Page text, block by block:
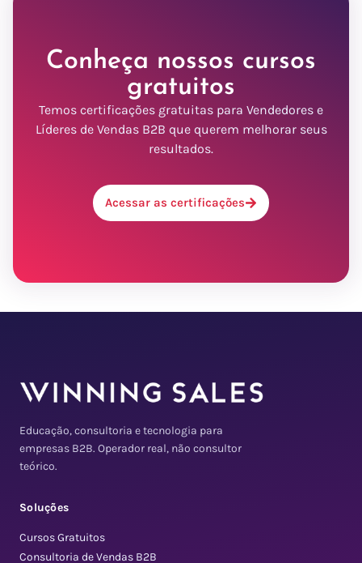
Conheça nossos cursos
gratuitos
Temos certificações gratuitas para Vendedores e
Líderes de Vendas B2B que querem melhorar seus
resultados.
Acessar as certificações
Educação, consultoria e tecnologia para
empresas B2B. Operador real, não consultor
teórico.
Soluções
Cursos Gratuitos
Consultoria de Vendas B2B